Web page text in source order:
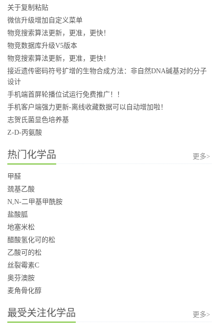
关于复制粘贴
微信升级增加自定义菜单
物竞搜索算法更新，更准，更快！
物竞数据库升级V5版本
物竞搜索算法更新，更准，更快！
接近遗传密码符号扩增的生物合成方法：非自然DNA碱基对的分子
设计
手机端首屏轮播位试运行免费推广！！
手机客户端强力更新-离线收藏数据可以自动增加啦！
志贺氏菌显色培养基
Z-D-丙氨酸
热门化学品 更多>
甲醛
巯基乙酸
N,N-二甲基甲酰胺
盐酸胍
地塞米松
醋酸氢化可的松
乙酸可的松
丝裂霉素C
奥芬澳胺
麦角骨化醇
最受关注化学品 更多>